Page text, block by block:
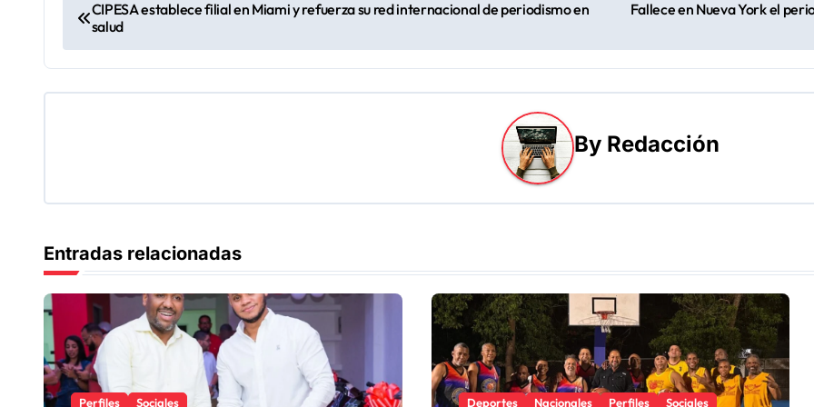
a
v
i
ó
n
d
CIPESA establece filial en Miami y refuerza su red internacional de periodismo en
salud
Fallece en Nueva York el
By Redacción
Entradas relacionadas
Perfiles Sociales Deportes Nacionales Perfiles Sociales